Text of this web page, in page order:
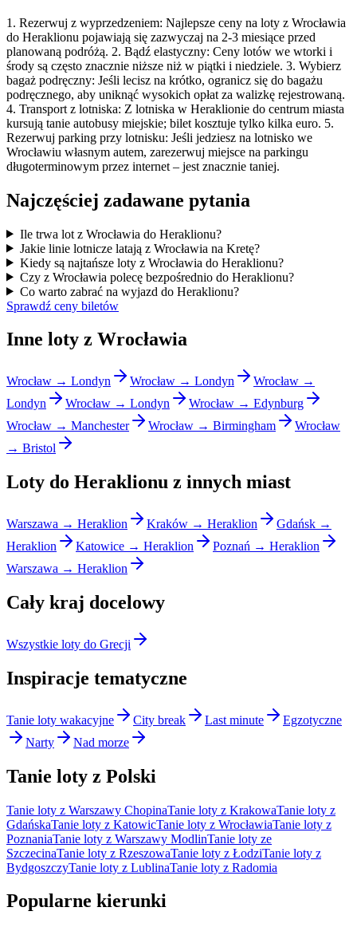
1. Rezerwuj z wyprzedzeniem: Najlepsze ceny na loty z Wrocławia
do Heraklionu pojawiają się zazwyczaj na 2-3 miesiące przed
planowaną podróżą. 2. Bądź elastyczny: Ceny lotów we wtorki i
środy są często znacznie niższe niż w piątki i niedziele. 3. Wybierz
bagaż podręczny: Jeśli lecisz na krótko, ogranicz się do bagażu
podręcznego, aby uniknąć wysokich opłat za walizkę rejestrowaną.
4. Transport z lotniska: Z lotniska w Heraklionie do centrum miasta
kursują tanie autobusy miejskie; bilet kosztuje tylko kilka euro. 5.
Rezerwuj parking przy lotnisku: Jeśli jedziesz na lotnisko we
Wrocławiu własnym autem, zarezerwuj miejsce na parkingu
długoterminowym przez internet – jest znacznie taniej.
Najczęściej zadawane pytania
Ile trwa lot z Wrocławia do Heraklionu?
Jakie linie lotnicze latają z Wrocławia na Kretę?
Kiedy są najtańsze loty z Wrocławia do Heraklionu?
Czy z Wrocławia polecę bezpośrednio do Heraklionu?
Co warto zabrać na wyjazd do Heraklionu?
Sprawdź ceny biletów
Inne loty z Wrocławia
Wrocław → Londyn Wrocław → Londyn
Wrocław →
Londyn
Wrocław → Londyn
Wrocław → Edynburg
Wrocław → Manchester
Wrocław → Birmingham
Wrocław
→ Bristol
Loty do Heraklionu z innych miast
Warszawa → Heraklion Kraków → Heraklion
Gdańsk →
Heraklion
Katowice → Heraklion
Poznań → Heraklion
Warszawa → Heraklion
Cały kraj docelowy
Wszystkie loty do Grecji
Inspiracje tematyczne
Tanie loty wakacyjne City break Last minute
Egzotyczne
Narty
Nad morze
Tanie loty z Polski
Tanie loty z Warszawy ChopinaTanie loty z KrakowaTanie loty z
GdańskaTanie loty z KatowicTanie loty z WrocławiaTanie loty z
PoznaniaTanie loty z Warszawy ModlinTanie loty ze
SzczecinaTanie loty z RzeszowaTanie loty z ŁodziTanie loty z
BydgoszczyTanie loty z LublinaTanie loty z Radomia
Popularne kierunki